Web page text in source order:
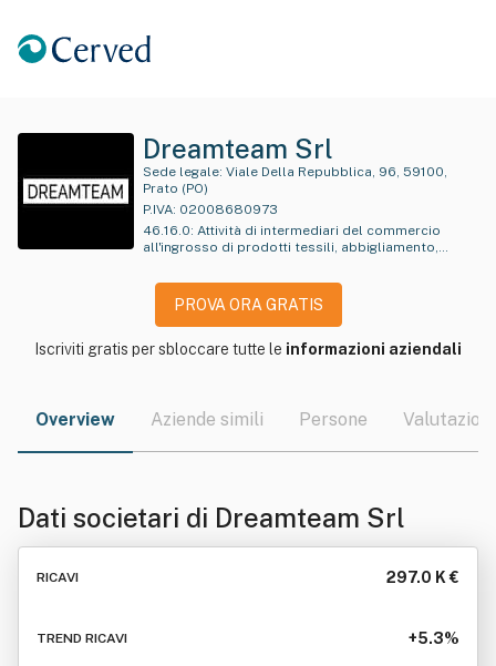
Dreamteam Srl
Sede legale:
Prato (PO)
P.IVA: 02008680973
46.16.0: Attività di intermediari del commercio
all'ingrosso di prodotti tessili, abbigliamento,
PROVA ORA GRATIS
Iscriviti gratis per sbloccare tutte le informazioni aziendali
Overview Aziende simili Persone Valutazioni
Dati societari di Dreamteam Srl
RICAVI 297.0 K €
TREND RICAVI +5.3%